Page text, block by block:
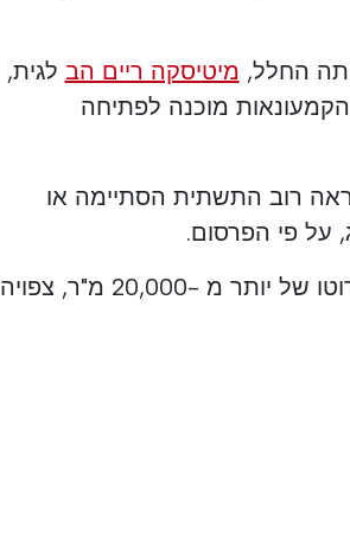
החלל, מיטיסקה ריים הב לגית,
מוכנה לפתיחה
רוב התשתית הסתיימה או
על פי הפרסום.
בניית שטח מסחרי זה, המשתרע על שטח ברוטו של יותר מ -20,000 מ"ר, צפויה